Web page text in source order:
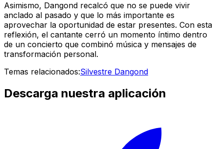
Asimismo, Dangond recalcó que no se puede vivir
anclado al pasado y que lo más importante es
aprovechar la oportunidad de estar presentes. Con esta
reflexión, el cantante cerró un momento íntimo dentro
de un concierto que combinó música y mensajes de
transformación personal.
Temas relacionados:Silvestre Dangond
Descarga nuestra aplicación